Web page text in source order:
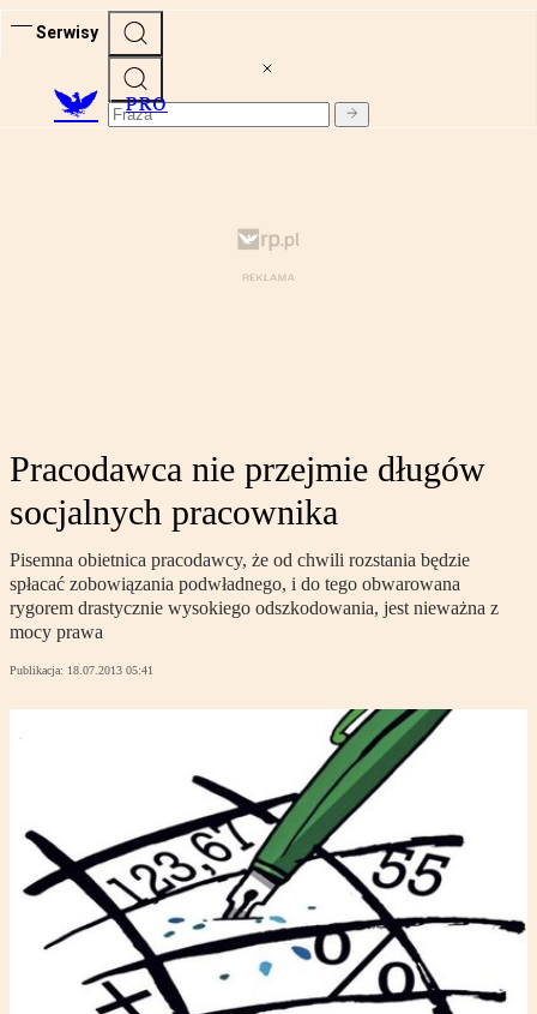
Serwisy
PRO
Pracodawca nie przejmie długów
socjalnych pracownika
Pisemna obietnica pracodawcy, że od chwili rozstania będzie
spłacać zobowiązania podwładnego, i do tego obwarowana
rygorem drastycznie wysokiego odszkodowania, jest nieważna z
mocy prawa
Publikacja: 18.07.2013 05:41